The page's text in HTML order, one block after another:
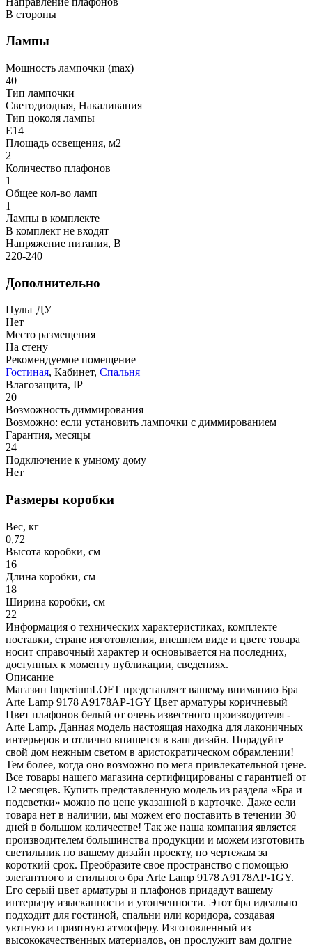
В стороны
Лампы
Мощность лампочки (max)
40
Тип лампочки
Светодиодная, Накаливания
Тип цоколя лампы
E14
Площадь освещения, м2
2
Количество плафонов
1
Общее кол-во ламп
1
Лампы в комплекте
В комплект не входят
Напряжение питания, В
220-240
Дополнительно
Пульт ДУ
Нет
Место размещения
На стену
Рекомендуемое помещение
Гостиная, Кабинет, Спальня
Влагозащита, IP
20
Возможность диммирования
Возможно: если установить лампочки с диммированием
Гарантия, месяцы
24
Подключение к умному дому
Нет
Размеры коробки
Вес, кг
0,72
Высота коробки, см
16
Длина коробки, см
18
Ширина коробки, см
22
Информация о технических характеристиках, комплекте
поставки, стране изготовления, внешнем виде и цвете товара
носит справочный характер и основывается на последних,
доступных к моменту публикации, сведениях.
Описание
Магазин ImperiumLOFT представляет вашему вниманию Бра
Arte Lamp 9178 A9178AP-1GY Цвет арматуры коричневый
Цвет плафонов белый от очень известного производителя -
Arte Lamp. Данная модель настоящая находка для лаконичных
интерьеров и отлично впишется в ваш дизайн. Порадуйте
свой дом нежным светом в аристократическом обрамлении!
Тем более, когда оно возможно по мега привлекательной цене.
Все товары нашего магазина сертифицированы с гарантией от
12 месяцев. Купить представленную модель из раздела «Бра и
подсветки» можно по цене указанной в карточке. Даже если
товара нет в наличии, мы можем его поставить в течении 30
дней в большом количестве! Так же наша компания является
производителем большинства продукции и можем изготовить
светильник по вашему дизайн проекту, по чертежам за
короткий срок. Преобразите свое пространство с помощью
элегантного и стильного бра Arte Lamp 9178 A9178AP-1GY.
Его серый цвет арматуры и плафонов придадут вашему
интерьеру изысканности и утонченности. Этот бра идеально
подходит для гостиной, спальни или коридора, создавая
уютную и приятную атмосферу. Изготовленный из
высококачественных материалов, он прослужит вам долгие